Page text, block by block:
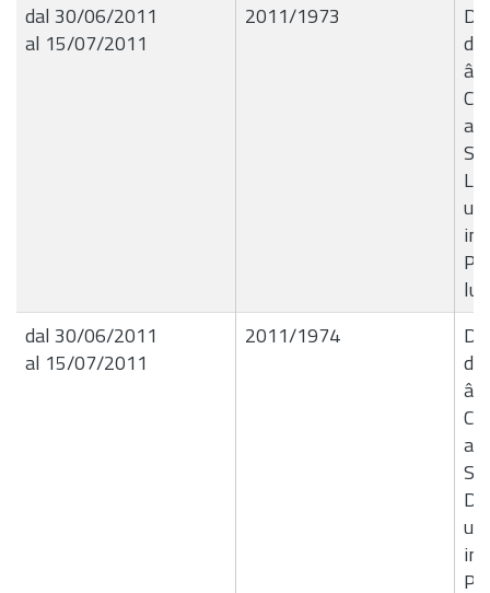
dal 30/06/2011
al 15/07/2011
2011/1973
in
dal 30/06/2011
al 15/07/2011
2011/1974
in